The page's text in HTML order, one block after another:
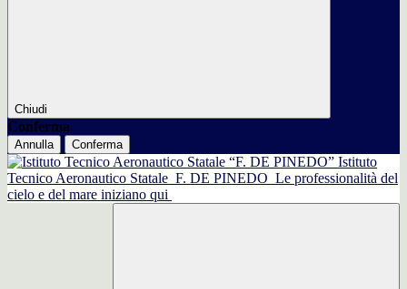
Chiudi
Conferma
Annulla Conferma
Istituto
Tecnico Aeronautico Statale F. DE PINEDO Le professionalità del
cielo e del mare iniziano qui